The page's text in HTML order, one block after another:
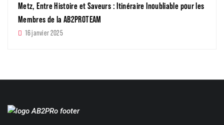
Metz, Entre Histoire et Saveurs : Itinéraire Inoubliable pour les
Membres de la AB2PROTEAM
16 janvier 2025